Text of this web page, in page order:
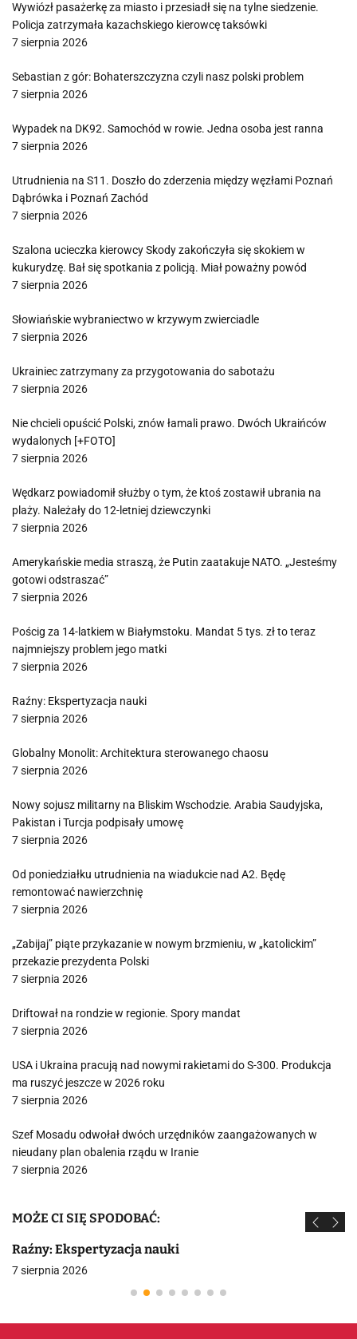
Wywiózł pasażerkę za miasto i przesiadł się na tylne siedzenie.
Policja zatrzymała kazachskiego kierowcę taksówki
7 sierpnia 2026
Sebastian z gór: Bohaterszczyzna czyli nasz polski problem
7 sierpnia 2026
Wypadek na DK92. Samochód w rowie. Jedna osoba jest ranna
7 sierpnia 2026
Utrudnienia na S11. Doszło do zderzenia między węzłami Poznań
Dąbrówka i Poznań Zachód
7 sierpnia 2026
Szalona ucieczka kierowcy Skody zakończyła się skokiem w
kukurydzę. Bał się spotkania z policją. Miał poważny powód
7 sierpnia 2026
Słowiańskie wybraniectwo w krzywym zwierciadle
7 sierpnia 2026
Ukrainiec zatrzymany za przygotowania do sabotażu
7 sierpnia 2026
Nie chcieli opuścić Polski, znów łamali prawo. Dwóch Ukraińców
wydalonych [+FOTO]
7 sierpnia 2026
Wędkarz powiadomił służby o tym, że ktoś zostawił ubrania na
plaży. Należały do 12-letniej dziewczynki
7 sierpnia 2026
Amerykańskie media straszą, że Putin zaatakuje NATO. „Jesteśmy
gotowi odstraszać”
7 sierpnia 2026
Pościg za 14-latkiem w Białymstoku. Mandat 5 tys. zł to teraz
najmniejszy problem jego matki
7 sierpnia 2026
Raźny: Ekspertyzacja nauki
7 sierpnia 2026
Globalny Monolit: Architektura sterowanego chaosu
7 sierpnia 2026
Nowy sojusz militarny na Bliskim Wschodzie. Arabia Saudyjska,
Pakistan i Turcja podpisały umowę
7 sierpnia 2026
Od poniedziałku utrudnienia na wiadukcie nad A2. Będę
remontować nawierzchnię
7 sierpnia 2026
„Zabijaj” piąte przykazanie w nowym brzmieniu, w „katolickim”
przekazie prezydenta Polski
7 sierpnia 2026
Driftował na rondzie w regionie. Spory mandat
7 sierpnia 2026
USA i Ukraina pracują nad nowymi rakietami do S-300. Produkcja
ma ruszyć jeszcze w 2026 roku
7 sierpnia 2026
Szef Mosadu odwołał dwóch urzędników zaangażowanych w
nieudany plan obalenia rządu w Iranie
7 sierpnia 2026
MOŻE CI SIĘ SPODOBAĆ:
Raźny: Ekspertyzacja nauki
7 sierpnia 2026